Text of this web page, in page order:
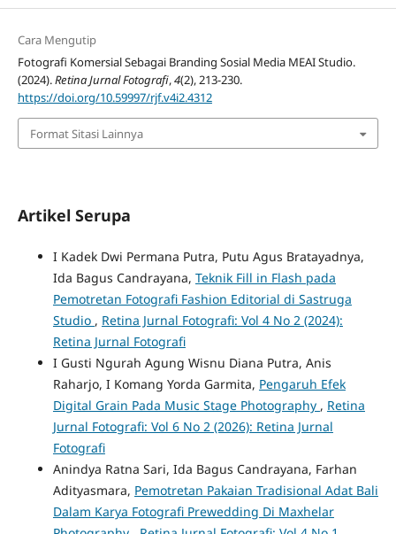
Cara Mengutip
Fotografi Komersial Sebagai Branding Sosial Media MEAI Studio.
(2024).Retina Jurnal Fotografi,4(2), 213-230.
https://doi.org/10.59997/rjf.v4i2.4312
Format Sitasi Lainnya
Artikel Serupa
I Kadek Dwi Permana Putra, Putu Agus Bratayadnya,
Ida Bagus Candrayana, Teknik Fill in Flash pada
Pemotretan Fotografi Fashion Editorial di Sastruga
Studio , Retina Jurnal Fotografi: Vol 4 No 2 (2024):
Retina Jurnal Fotografi
I Gusti Ngurah Agung Wisnu Diana Putra, Anis
Raharjo, I Komang Yorda Garmita, Pengaruh Efek
Digital Grain Pada Music Stage Photography , Retina
Jurnal Fotografi: Vol 6 No 2 (2026): Retina Jurnal
Fotografi
Anindya Ratna Sari, Ida Bagus Candrayana, Farhan
Adityasmara, Pemotretan Pakaian Tradisional Adat Bali
Dalam Karya Fotografi Prewedding Di Maxhelar